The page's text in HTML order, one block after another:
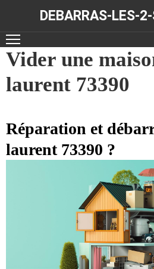
DEBARRAS-LES-
ACCUEIL
DÉBARRAS
RÉALISATIONS
CONTACT
Vider une
laurent 73390
Réparation et
laurent 73390 ?